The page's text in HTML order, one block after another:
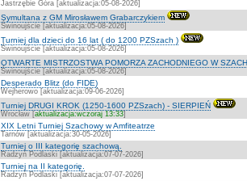
Jastrzębie Góra [aktualizacja:05-08-2026]
Symultana z GM Mirosławem Grabarczykiem
Świnoujście [aktualizacja:05-08-2026]
Turniej dla dzieci do 16 lat ( do 1200 PZSzach )
Świnoujście [aktualizacja:05-08-2026]
OTWARTE MISTRZOSTWA POMORZA ZACHODNIEGO W
Świnoujście [aktualizacja:05-08-2026]
Desperado Blitz (do FIDE)
Wejherowo [aktualizacja:09-06-2026]
Turniej DRUGI KROK (1250-1600 PZSzach) - SIERPIEŃ
Wrocław [aktualizacja:wczoraj 13:33]
XIX Letni Turniej Szachowy w Amfiteatrze
Tarnów [aktualizacja:30-05-2026]
Turniej o III kategorię szachową.
Radzyń Podlaski [aktualizacja:07-07-2026]
Turniej na II kategorię.
Radzyń Podlaski [aktualizacja:07-07-2026]